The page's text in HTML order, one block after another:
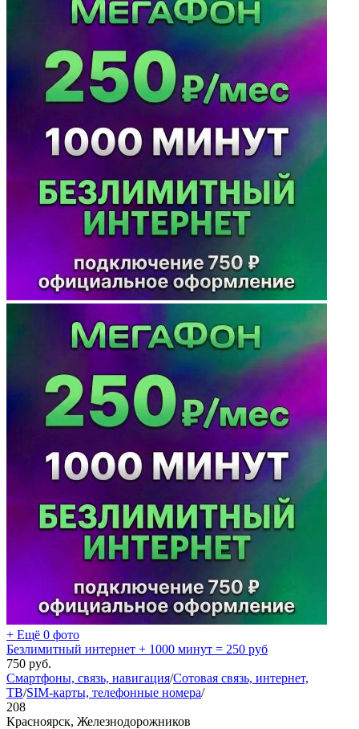
+ Ещё 0 фото
Безлимитный интернет + 1000 минут = 250 руб
750 руб.
Смартфоны, связь, навигация/Сотовая связь, интернет,
ТВ/SIM-карты, телефонные номера/
208
Красноярск, Железнодорожников